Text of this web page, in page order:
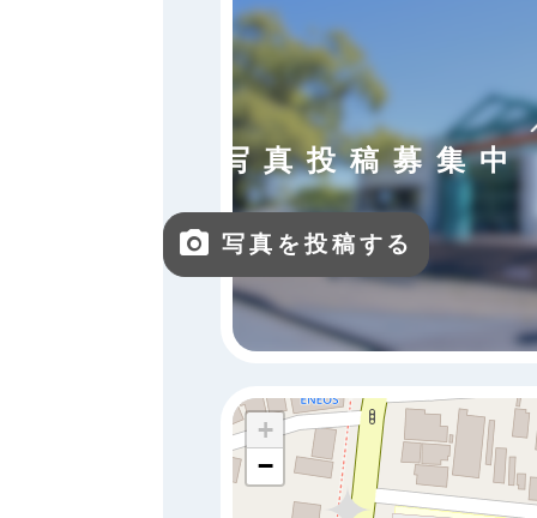
写真投稿募集中
写真を投稿する
+
−